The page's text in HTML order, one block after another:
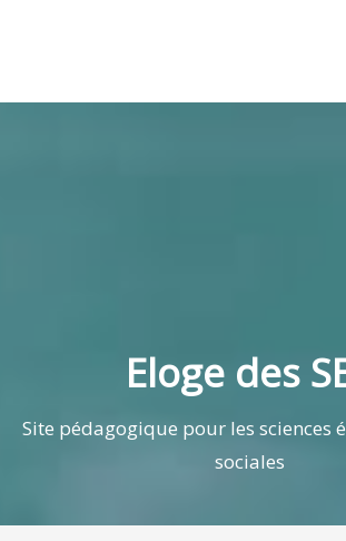
Eloge des
Site pédagogique pour les sciences
sociales